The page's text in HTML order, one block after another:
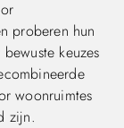
proberen hun
keuzes
woonruimtes
zijn.